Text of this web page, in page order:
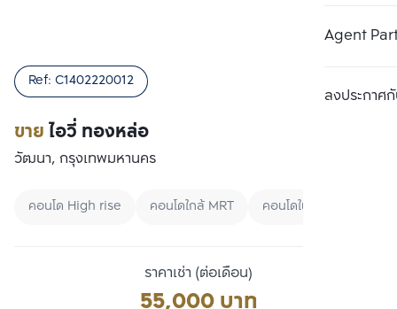
Agent
ลงประกาศกั
ขายไอวี่ ทองหล่อ
Ref: C1402220012
วัฒนา, กรุงเทพมหานคร
คอนโด High rise คอนโดใกล้ MRT คอนโดในเมือง
ราคาเช่า (ต่อเดือน)
55,000 บาท
เปรียบเทียบ